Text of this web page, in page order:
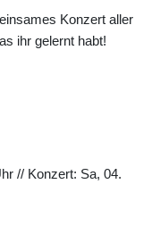
Konzert aller
ihr gelernt habt!
// Konzert: Sa, 04.